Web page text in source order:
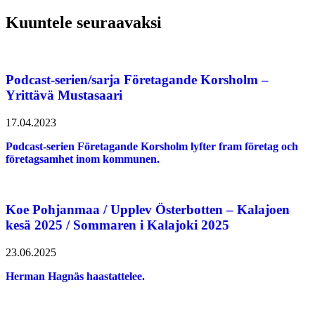
Kuuntele seuraavaksi
Podcast-serien/sarja Företagande Korsholm –
Yrittävä Mustasaari
17.04.2023
Podcast-serien Företagande Korsholm lyfter fram företag och
företagsamhet inom kommunen.
Koe Pohjanmaa / Upplev Österbotten – Kalajoen
kesä 2025 / Sommaren i Kalajoki 2025
23.06.2025
Herman Hagnäs haastattelee.